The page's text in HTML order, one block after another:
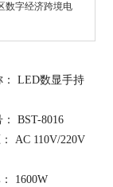
数字经济跨境电
： LED数显手持
BST-8016
AC 110V/220V
1600W